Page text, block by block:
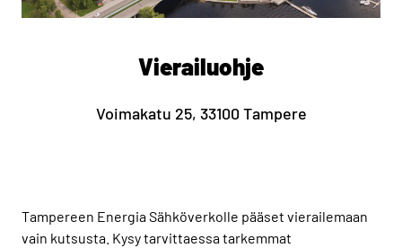
Vierailuohje
Voimakatu 25, 33100 Tampere
Tampereen Energia Sähköverkolle pääset vierailemaan
vain kutsusta. Kysy tarvittaessa tarkemmat